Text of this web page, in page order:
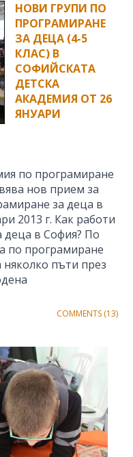
НОВИ ГРУПИ ПО
ПРОГРАМИРАНЕ
ЗА ДЕЦА (4-5
КЛАС) В
СОФИЙСКАТА
ДЕТСКА
АКАДЕМИЯ ОТ 26
ЯНУАРИ
по програмиране
нов прием за
за деца в
2013 г. Как работи
деца в София? По
по програмиране
пъти през
COMMENTS (13)